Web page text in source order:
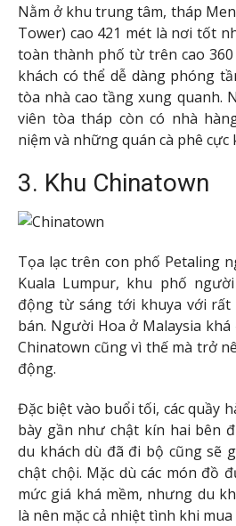
Nằm ở khu trung tâm, tháp
Tower) cao 421 mét là nơi tốt
toàn thành phố từ trên cao
khách có thể dễ dàng phóng
tòa nhà cao tầng xung quanh.
viên tòa tháp còn có nhà
niệm và những quán cà phê cực
3. Khu Chinatown
Tọa lạc trên con phố Petaling
Kuala Lumpur, khu phố
động từ sáng tới khuya với rất
bán. Người Hoa ở Malaysia
Chinatown cũng vì thế mà trở
động.
Đặc biệt vào buổi tối, các quầy
bày gần như chật kín hai bên
du khách dù đã đi bộ cũng sẽ
chật chội. Mặc dù các món đồ
mức giá khá mềm, nhưng du
là nên mặc cả nhiệt tình khi mua